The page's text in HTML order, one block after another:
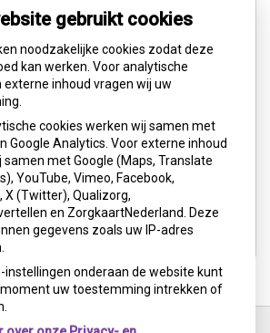
gebruikt cookies
noodzakelijke cookies zodat deze
kan werken. Voor analytische
externe inhoud vragen wij uw
cookies werken wij samen met
Google Analytics. Voor externe inhoud
samen met Google (Maps, Translate
YouTube, Vimeo, Facebook,
X (Twitter), Qualizorg,
en ZorgkaartNederland. Deze
gegevens zoals uw IP-adres
instellingen onderaan de website kunt
uw toestemming intrekken of